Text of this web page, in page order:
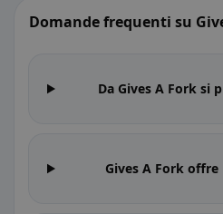
Domande frequenti su
Da Gives A Fork si
Gives A Fork